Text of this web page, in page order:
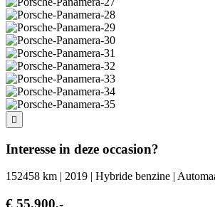
Interesse in deze occasion?
152458 km | 2019 | Hybride benzine |
€ 55.900,-